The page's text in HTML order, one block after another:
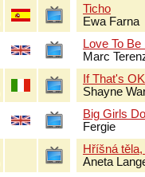
Ticho
Ewa Farna
Love To
Marc
If That's
Shayne
Big Girls
Fergie
Hříšná
Aneta